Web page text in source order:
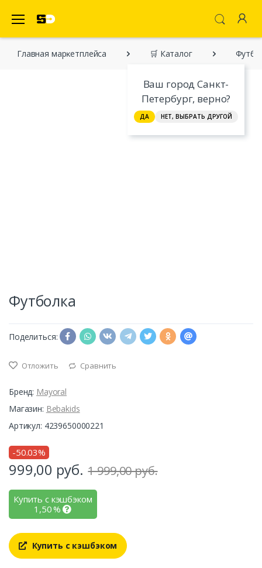
Ваш город Санкт-
Петербург, верно?
ДА НЕТ, ВЫБРАТЬ ДРУГОЙ
Главная марĸетплейса 🛒 Каталог
Футболка
Поделиться:
Отложить Сравнить
Бренд: Mayoral
Магазин: Bebakids
Артикул: 4239650000221
-50.03%
999,00 руб. 1 999,00 руб.
Купить с кэшбэком
1,50%
Купить с кэшбэком